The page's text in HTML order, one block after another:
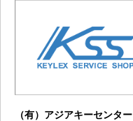
（有）アジアキーセンター